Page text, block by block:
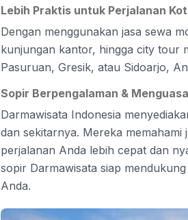
Lebih Praktis untuk Perjalanan
Dengan menggunakan jasa sewa
kunjungan kantor, hingga city tour
Pasuruan, Gresik, atau Sidoarjo,
Sopir Berpengalaman &
Darmawisata Indonesia
dan sekitarnya. Mereka
perjalanan Anda lebih cepat dan
sopir Darmawisata siap
Anda.